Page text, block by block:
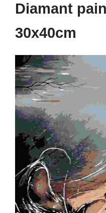
Diamant
30x40cm